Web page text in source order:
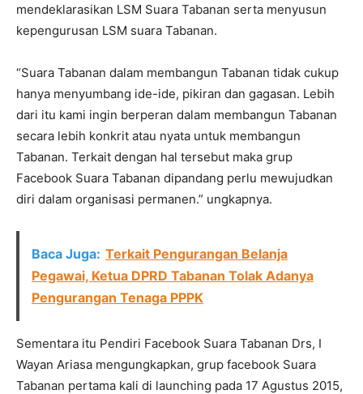
mendeklarasikan LSM Suara Tabanan serta menyusun
kepengurusan LSM suara Tabanan.
“Suara Tabanan dalam membangun Tabanan tidak cukup
hanya menyumbang ide-ide, pikiran dan gagasan. Lebih
dari itu kami ingin berperan dalam membangun Tabanan
secara lebih konkrit atau nyata untuk membangun
Tabanan. Terkait dengan hal tersebut maka grup
Facebook Suara Tabanan dipandang perlu mewujudkan
diri dalam organisasi permanen.” ungkapnya.
Baca Juga: Terkait Pengurangan Belanja
Pegawai, Ketua DPRD Tabanan Tolak Adanya
Pengurangan Tenaga PPPK
Sementara itu Pendiri Facebook Suara Tabanan Drs, I
Wayan Ariasa mengungkapkan, grup facebook Suara
Tabanan pertama kali di launching pada 17 Agustus 2015,